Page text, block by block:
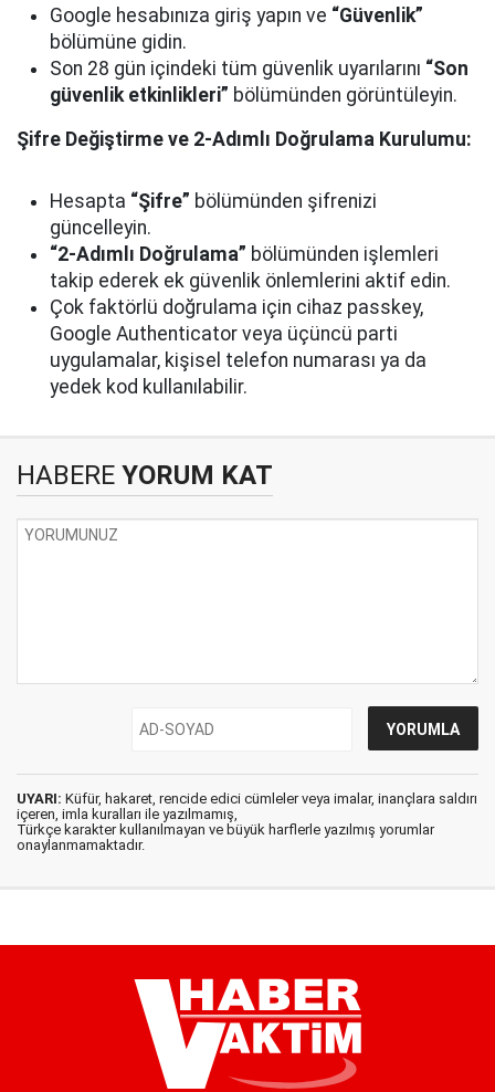
Google hesabınıza giriş yapın ve “Güvenlik”
bölümüne gidin.
Son 28 gün içindeki tüm güvenlik uyarılarını “Son
güvenlik etkinlikleri” bölümünden görüntüleyin.
Şifre Değiştirme ve 2-Adımlı Doğrulama Kurulumu:
Hesapta “Şifre” bölümünden şifrenizi
güncelleyin.
“2-Adımlı Doğrulama” bölümünden işlemleri
takip ederek ek güvenlik önlemlerini aktif edin.
Çok faktörlü doğrulama için cihaz passkey,
Google Authenticator veya üçüncü parti
uygulamalar, kişisel telefon numarası ya da
yedek kod kullanılabilir.
HABERE YORUM KAT
UYARI: Küfür, hakaret, rencide edici cümleler veya imalar, inançlara saldırı
içeren, imla kuralları ile yazılmamış,
Türkçe karakter kullanılmayan ve büyük harflerle yazılmış yorumlar
onaylanmamaktadır.